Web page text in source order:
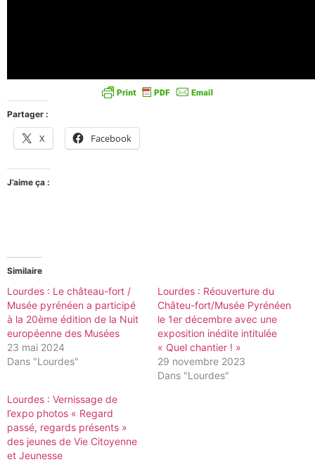
Partager :
X Facebook
J’aime ça :
Similaire
Lourdes : Le château-fort /
Musée pyrénéen a participé
à la 20ème édition de la Nuit
européenne des Musées
23 mai 2024
Dans "Lourdes"
Lourdes : Réouverture du
Châteu-fort/Musée Pyrénéen
le 1er décembre avec une
exposition inédite intitulée
« Quel chantier ! »
29 novembre 2023
Dans "Lourdes"
Lourdes : Vernissage de
l’expo photos « Regard
passé, regards présents »
des jeunes de Vie Citoyenne
et Jeunesse